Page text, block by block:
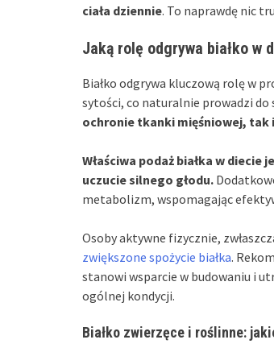
ciała dziennie. To naprawdę nic
Jaką rolę odgrywa białko w
Białko odgrywa kluczową rolę w
sytości, co naturalnie prowadzi do
ochronie tkanki mięśniowej, tak
Właściwa podaż białka w
uczucie silnego głodu.
metabolizm, wspomagając
Osoby aktywne fizycznie,
zwiększone spożycie białka.
stanowi wsparcie w budowaniu i
ogólnej kondycji.
Białko zwierzęce i roślinne: